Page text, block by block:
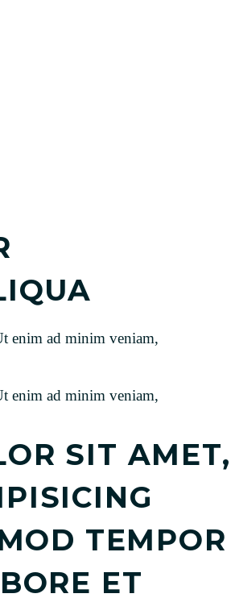
enim ad minim veniam,
enim ad minim veniam,
SIT AMET,
TEMPOR
ET